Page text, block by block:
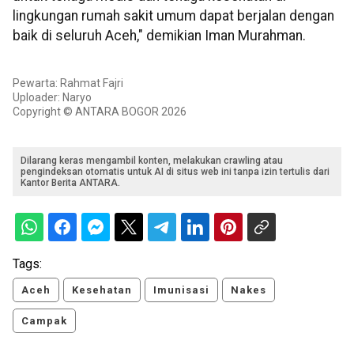
lingkungan rumah sakit umum dapat berjalan dengan
baik di seluruh Aceh," demikian Iman Murahman.
Pewarta: Rahmat Fajri
Uploader: Naryo
Copyright © ANTARA BOGOR 2026
Dilarang keras mengambil konten, melakukan crawling atau
pengindeksan otomatis untuk AI di situs web ini tanpa izin tertulis dari
Kantor Berita ANTARA.
Tags:
Aceh Kesehatan Imunisasi Nakes
Campak